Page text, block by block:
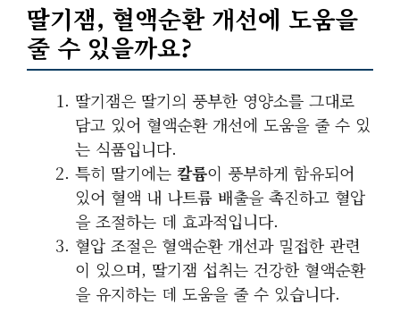
딸기잼, 혈액순환 개선에 도움을
줄 수 있을까요?
딸기잼은 딸기의 풍부한 영양소를 그대로
담고 있어 혈액순환 개선에 도움을 줄 수 있
는 식품입니다.
특히 딸기에는 칼륨이 풍부하게 함유되어
있어 혈액 내 나트륨 배출을 촉진하고 혈압
을 조절하는 데 효과적입니다.
혈압 조절은 혈액순환 개선과 밀접한 관련
이 있으며, 딸기잼 섭취는 건강한 혈액순환
을 유지하는 데 도움을 줄 수 있습니다.